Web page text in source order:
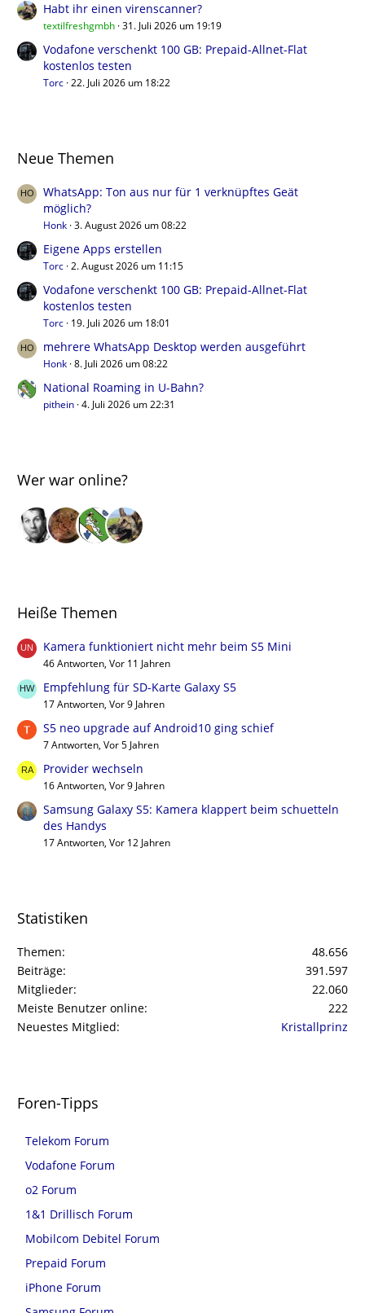
Habt ihr einen virenscanner?
textilfreshgmbh 31. Juli 2026 um 19:19
Vodafone verschenkt 100 GB: Prepaid-Allnet-Flat
kostenlos testen
Torc 22. Juli 2026 um 18:22
Neue Themen
WhatsApp: Ton aus nur für 1 verknüpftes Geät
möglich?
Honk 3. August 2026 um 08:22
Eigene Apps erstellen
Torc 2. August 2026 um 11:15
Vodafone verschenkt 100 GB: Prepaid-Allnet-Flat
kostenlos testen
Torc 19. Juli 2026 um 18:01
mehrere WhatsApp Desktop werden ausgeführt
Honk 8. Juli 2026 um 08:22
National Roaming in U-Bahn?
pithein 4. Juli 2026 um 22:31
Wer war online?
Heiße Themen
Kamera funktioniert nicht mehr beim S5 Mini
46 Antworten, Vor 11 Jahren
Empfehlung für SD-Karte Galaxy S5
17 Antworten, Vor 9 Jahren
S5 neo upgrade auf Android10 ging schief
7 Antworten, Vor 5 Jahren
Provider wechseln
16 Antworten, Vor 9 Jahren
Samsung Galaxy S5: Kamera klappert beim schuetteln
des Handys
17 Antworten, Vor 12 Jahren
Statistiken
Themen
48.656
Beiträge
391.597
Mitglieder
22.060
Meiste Benutzer online
222
Neuestes Mitglied
Kristallprinz
Foren-Tipps
Telekom Forum
Vodafone Forum
o2 Forum
1&1 Drillisch Forum
Mobilcom Debitel Forum
Prepaid Forum
iPhone Forum